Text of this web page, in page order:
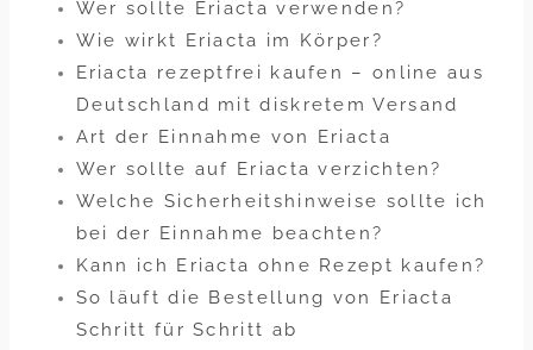
Wer sollte Eriacta verwenden?
Wie wirkt Eriacta im Körper?
Eriacta rezeptfrei kaufen – online aus
Deutschland mit diskretem Versand
Art der Einnahme von Eriacta
Wer sollte auf Eriacta verzichten?
Welche Sicherheitshinweise sollte ich
bei der Einnahme beachten?
Kann ich Eriacta ohne Rezept kaufen?
So läuft die Bestellung von Eriacta
Schritt für Schritt ab